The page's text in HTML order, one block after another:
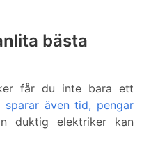
bästa
får du inte bara ett
sparar även tid, pengar
duktig elektriker kan